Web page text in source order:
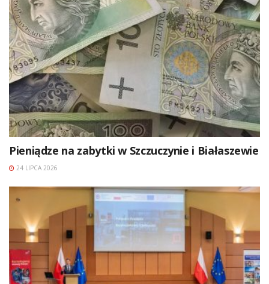
Pieniądze na zabytki w Szczuczynie i Białaszewie
24 LIPCA 2026